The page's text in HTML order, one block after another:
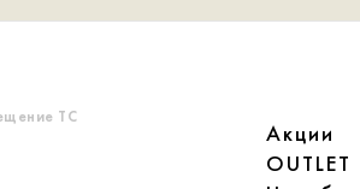
ТС
Акции
OUTLET